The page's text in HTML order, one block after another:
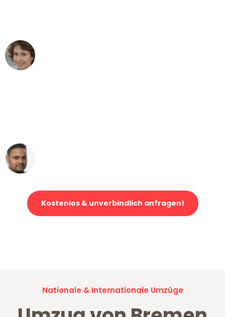
Kostenlos & unverbindlich anfragen!
Nationale & Internationale Umzüge